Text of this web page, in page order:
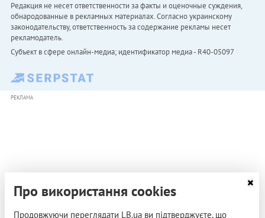
Редакция не несет ответственности за факты и оценочные суждения,
обнародованные в рекламных материалах. Согласно украинскому
законодательству, ответственность за содержание рекламы несет
рекламодатель.
Субъект в сфере онлайн-медиа; идентификатор медиа - R40-05097
РЕКЛАМА
Про використання cookies
Продовжуючи переглядати LB.ua ви підтверджуєте, що